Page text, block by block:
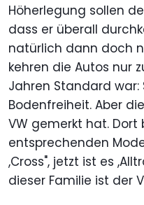
Höherlegung sollen
dass er überall
natürlich dann doch
kehren die Autos nur
Jahren Standard
Bodenfreiheit. Aber
VW gemerkt hat. Dort
entsprechenden
,Cross", jetzt ist es
dieser Familie ist der